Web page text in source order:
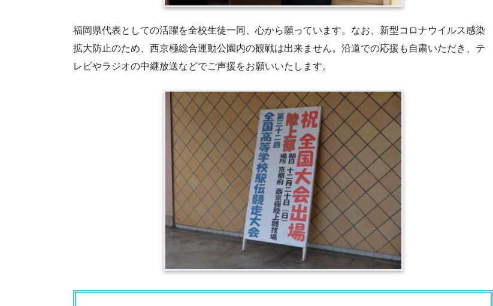
福岡県代表としての活躍を全校生徒一同、心から願っています。なお、新型コロナウイルス感染
拡大防止のため、西京極総合運動公園内の観戦は出来ません。沿道での応援も自粛いただき、テ
レビやラジオの中継放送などでご声援をお願いいたします。